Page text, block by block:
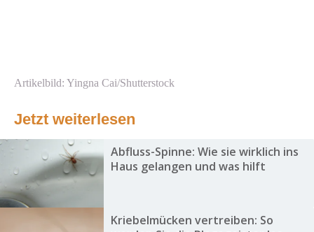
Artikelbild: Yingna Cai/Shutterstock
Jetzt weiterlesen
Abfluss-Spinne: Wie sie wirklich ins
Haus gelangen und was hilft
Kriebelmücken vertreiben: So